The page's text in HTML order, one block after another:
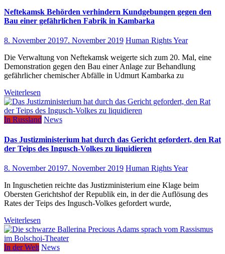
Neftekamsk Behörden verhindern Kundgebungen gegen den
Bau einer gefährlichen Fabrik in Kambarka
8. November 20197. November 2019 Human Rights Year
Die Verwaltung von Neftekamsk weigerte sich zum 20. Mal, eine
Demonstration gegen den Bau einer Anlage zur Behandlung
gefährlicher chemischer Abfälle in Udmurt Kambarka zu
Weiterlesen
In Russland News
Das Justizministerium hat durch das Gericht gefordert, den Rat
der Teips des Ingusch-Volkes zu liquidieren
8. November 20197. November 2019 Human Rights Year
In Inguschetien reichte das Justizministerium eine Klage beim
Obersten Gerichtshof der Republik ein, in der die Auflösung des
Rates der Teips des Ingusch-Volkes gefordert wurde,
Weiterlesen
In der Welt News